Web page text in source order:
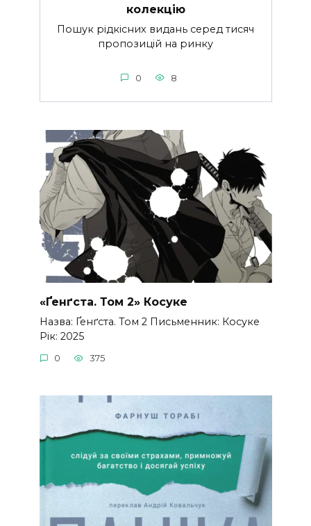
колекцію
Пошук рідкісних видань серед тисяч
пропозицій на ринку
0 8
«Ґенґста. Том 2» Косуке
Назва: Ґенґста. Том 2 Письменник: Косуке
Рік: 2025
0 375